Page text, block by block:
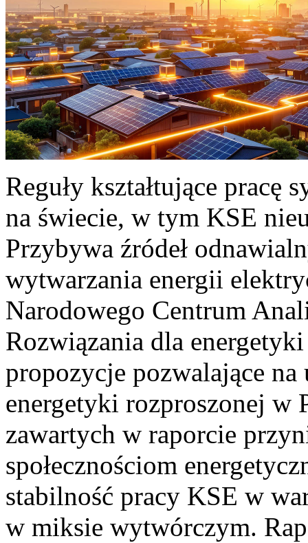
Reguły kształtujące pracę
na świecie, w tym KSE
Przybywa źródeł
wytwarzania energii
Narodowego Centrum
Rozwiązania dla
propozycje pozwalające
energetyki rozproszonej w
zawartych w raporcie
społecznościom
stabilność pracy KSE w
w miksie wytwórczym.